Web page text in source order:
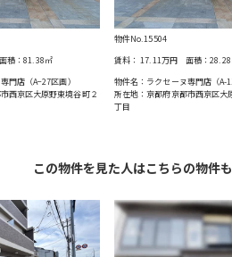
積：81.38㎡
門店（A−27区画）
西京区大原野東境谷町２
物件No.15504
賃料：17.11万円面積：28.28
物件名：ラクセーヌ専門店（A-
所在地：京都府京都市西京区大
丁目
この物件を見た人はこちらの物件